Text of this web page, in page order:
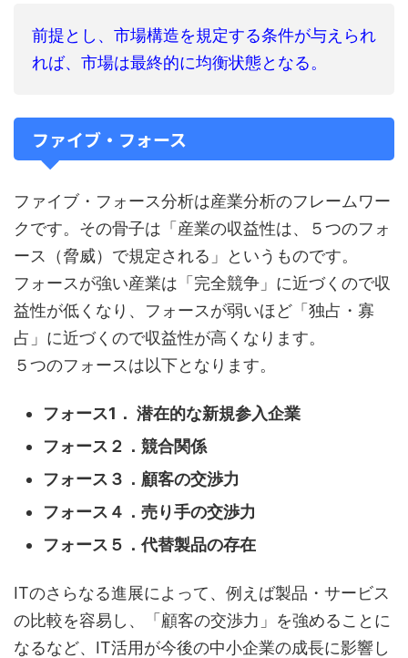
前提とし、市場構造を規定する条件が与えられ
れば、市場は最終的に均衡状態となる。
ファイブ・フォース
ファイブ・フォース分析は産業分析のフレームワー
クです。その骨子は「産業の収益性は、５つのフォ
ース（脅威）で規定される」というものです。
フォースが強い産業は「完全競争」に近づくので収
益性が低くなり、フォースが弱いほど「独占・寡
占」に近づくので収益性が高くなります。
５つのフォースは以下となります。
フォース1． 潜在的な新規参入企業
フォース２．競合関係
フォース３．顧客の交渉力
フォース４．売り手の交渉力
フォース５．代替製品の存在
ITのさらなる進展によって、例えば製品・サービス
の比較を容易し、「顧客の交渉力」を強めることに
なるなど、IT活用が今後の中小企業の成長に影響し